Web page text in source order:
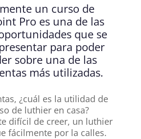
un curso de
Pro es una de las
que se
para poder
sobre una de las
más utilizadas.
¿cuál es la utilidad de
de luthier en casa?
difícil de creer, un luthier
fácilmente por la calles.